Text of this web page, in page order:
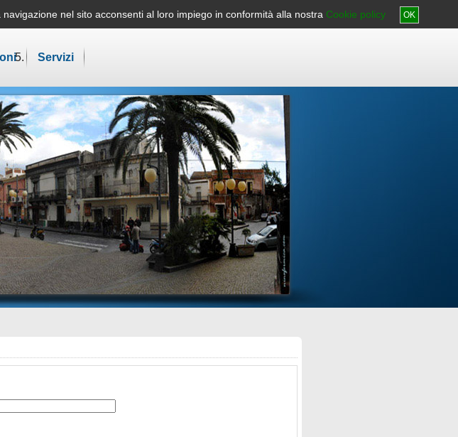
nel sito acconsenti al loro impiego in conformità alla nostra Cookie policy OK
Mappa del sito Aiuto Accesskey Contatti
Servizi